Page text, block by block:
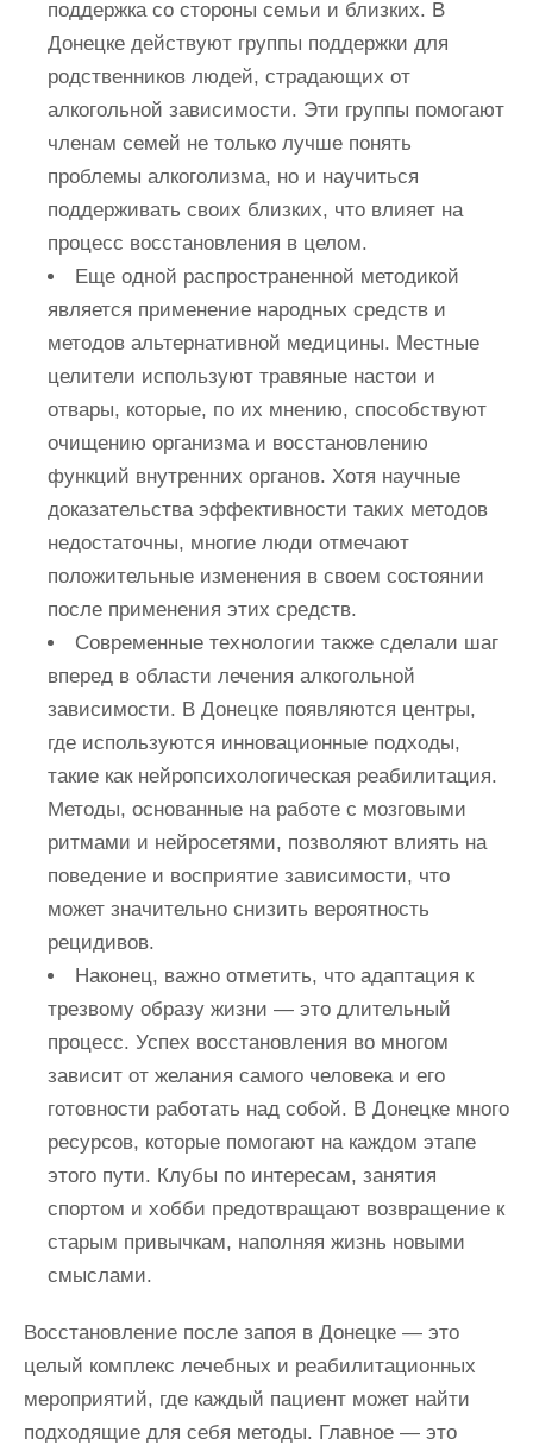
поддержка со стороны семьи и близких. В
Донецке действуют группы поддержки для
родственников людей, страдающих от
алкогольной зависимости. Эти группы помогают
членам семей не только лучше понять
проблемы алкоголизма, но и научиться
поддерживать своих близких, что влияет на
процесс восстановления в целом.
Еще одной распространенной методикой
является применение народных средств и
методов альтернативной медицины. Местные
целители используют травяные настои и
отвары, которые, по их мнению, способствуют
очищению организма и восстановлению
функций внутренних органов. Хотя научные
доказательства эффективности таких методов
недостаточны, многие люди отмечают
положительные изменения в своем состоянии
после применения этих средств.
Современные технологии также сделали шаг
вперед в области лечения алкогольной
зависимости. В Донецке появляются центры,
где используются инновационные подходы,
такие как нейропсихологическая реабилитация.
Методы, основанные на работе с мозговыми
ритмами и нейросетями, позволяют влиять на
поведение и восприятие зависимости, что
может значительно снизить вероятность
рецидивов.
Наконец, важно отметить, что адаптация к
трезвому образу жизни — это длительный
процесс. Успех восстановления во многом
зависит от желания самого человека и его
готовности работать над собой. В Донецке много
ресурсов, которые помогают на каждом этапе
этого пути. Клубы по интересам, занятия
спортом и хобби предотвращают возвращение к
старым привычкам, наполняя жизнь новыми
смыслами.
Восстановление после запоя в Донецке — это
целый комплекс лечебных и реабилитационных
мероприятий, где каждый пациент может найти
подходящие для себя методы. Главное — это